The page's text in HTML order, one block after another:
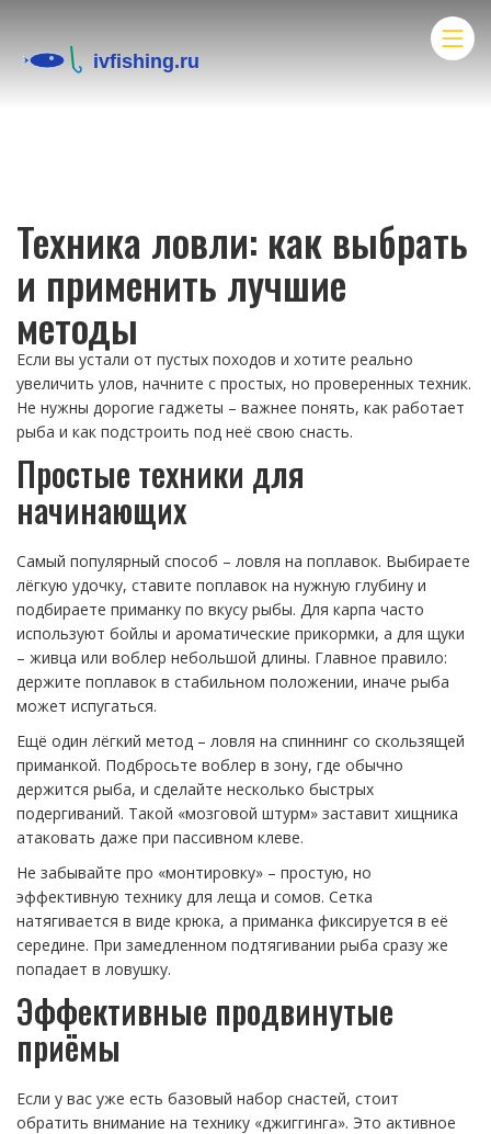
Техника ловли: как выбрать
и применить лучшие
методы
Если вы устали от пустых походов и хотите реально
увеличить улов, начните с простых, но проверенных техник.
Не нужны дорогие гаджеты – важнее понять, как работает
рыба и как подстроить под неё свою снасть.
Простые техники для
начинающих
Самый популярный способ – ловля на поплавок. Выбираете
лёгкую удочку, ставите поплавок на нужную глубину и
подбираете приманку по вкусу рыбы. Для карпа часто
используют бойлы и ароматические прикормки, а для щуки
– живца или воблер небольшой длины. Главное правило:
держите поплавок в стабильном положении, иначе рыба
может испугаться.
Ещё один лёгкий метод – ловля на спиннинг со скользящей
приманкой. Подбросьте воблер в зону, где обычно
держится рыба, и сделайте несколько быстрых
подергиваний. Такой «мозговой штурм» заставит хищника
атаковать даже при пассивном клеве.
Не забывайте про «монтировку» – простую, но
эффективную технику для леща и сомов. Сетка
натягивается в виде крюка, а приманка фиксируется в её
середине. При замедленном подтягивании рыба сразу же
попадает в ловушку.
Эффективные продвинутые
приёмы
Если у вас уже есть базовый набор снастей, стоит
обратить внимание на технику «джиггинга». Это активное